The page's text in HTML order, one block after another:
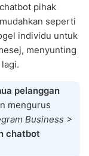
pihak
seperti
individu untuk
menyunting
pelanggan
mengurus
Business >
chatbot